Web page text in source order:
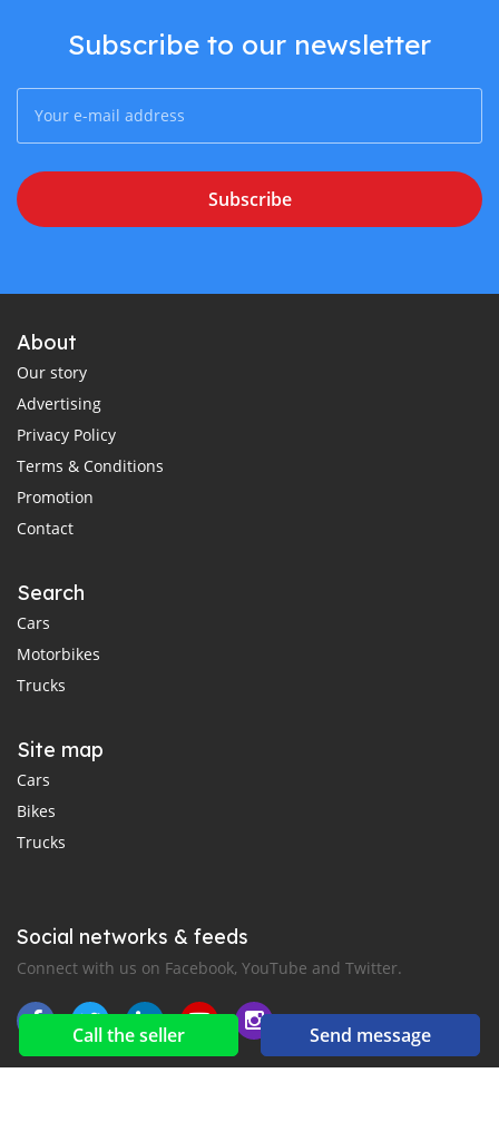
Call the seller Send message
Subscribe to our newsletter
Subscribe
About
Our story
Advertising
Privacy Policy
Terms & Conditions
Promotion
Contact
Search
Cars
Motorbikes
Trucks
Site map
Cars
Bikes
Trucks
Social networks & feeds
Connect with us on Facebook, YouTube and Twitter.